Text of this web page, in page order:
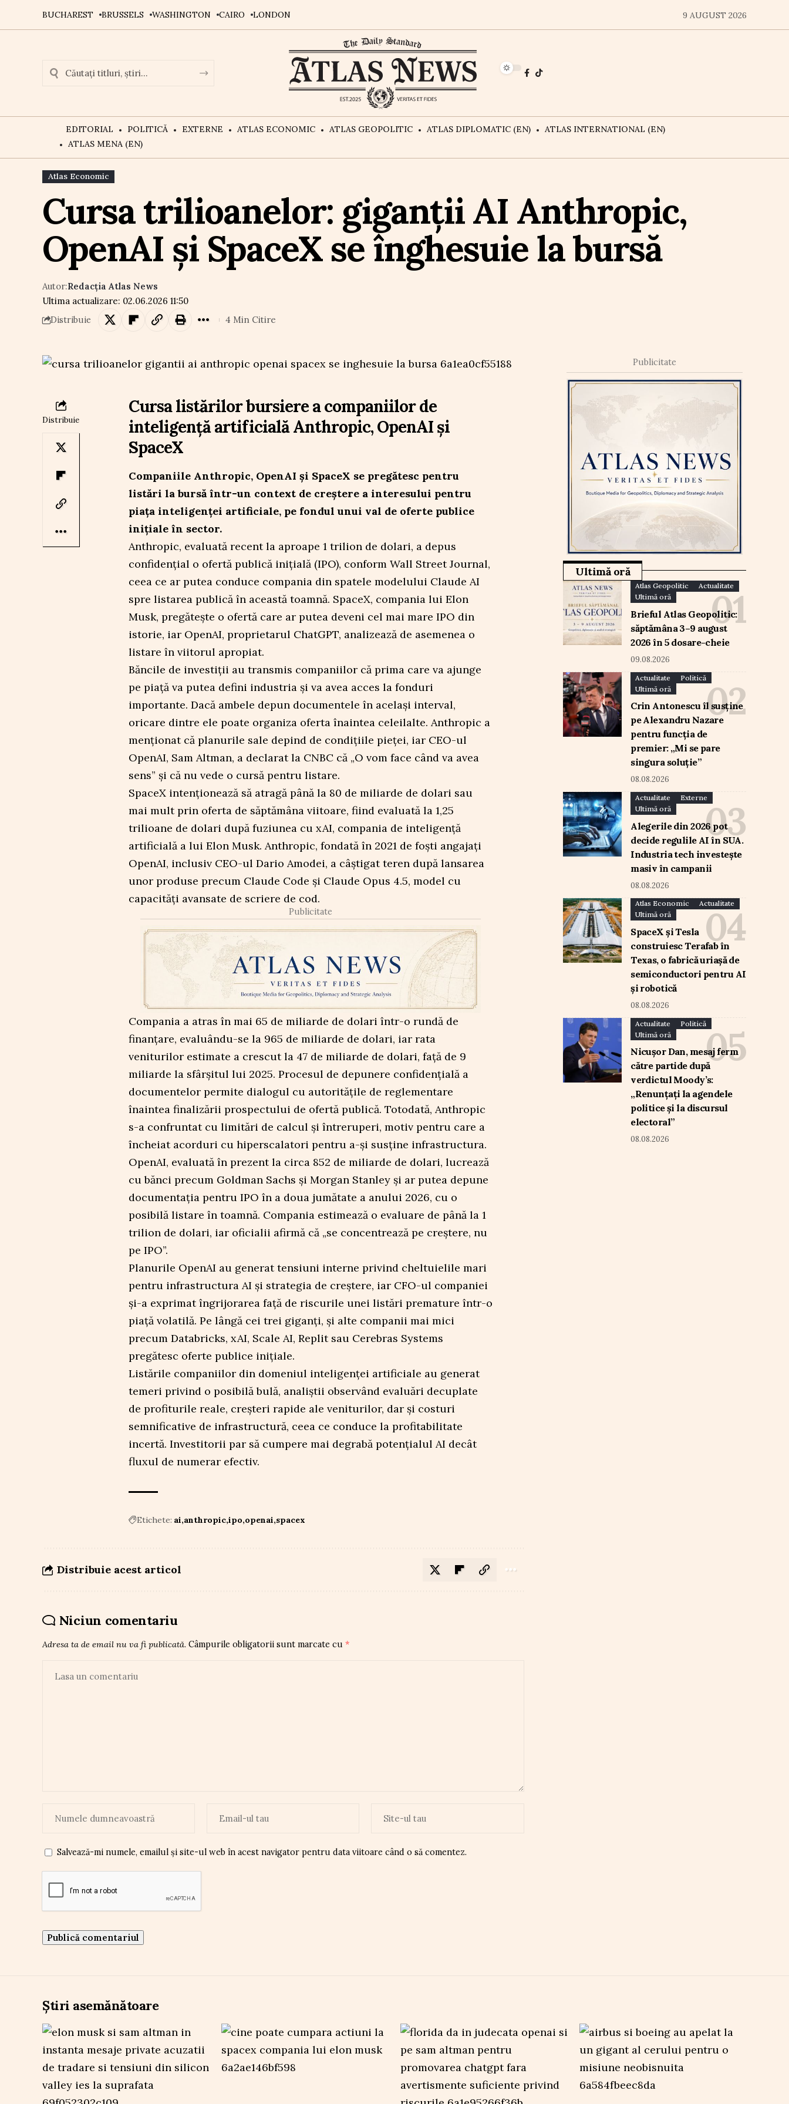
BUCHAREST BRUSSELS WASHINGTON CAIRO LONDON 9 AUGUST 2026
EDITORIAL POLITICĂ EXTERNE ATLAS ECONOMIC ATLAS GEOPOLITIC ATLAS DIPLOMATIC (EN)
ATLAS INTERNATIONAL (EN)
ATLAS MENA (EN)
Atlas Economic
Cursa trilioanelor: giganții AI Anthropic,
OpenAI și SpaceX se înghesuie la bursă
Ultima actualizare: 02.06.2026 11:50
Autor:Redacția Atlas News
Distribuie 4 Min Citire
Distribuie
Cursa listărilor bursiere a companiilor de
inteligență artificială Anthropic, OpenAI și
SpaceX
Companiile Anthropic, OpenAI și SpaceX se pregătesc pentru
listări la bursă într-un context de creștere a interesului pentru
piața inteligenței artificiale, pe fondul unui val de oferte publice
inițiale în sector.
Anthropic, evaluată recent la aproape 1 trilion de dolari, a depus
confidențial o ofertă publică inițială (IPO), conform Wall Street Journal,
ceea ce ar putea conduce compania din spatele modelului Claude AI
spre listarea publică în această toamnă. SpaceX, compania lui Elon
Musk, pregătește o ofertă care ar putea deveni cel mai mare IPO din
istorie, iar OpenAI, proprietarul ChatGPT, analizează de asemenea o
listare în viitorul apropiat.
Băncile de investiții au transmis companiilor că prima care va ajunge
pe piață va putea defini industria și va avea acces la fonduri
importante. Dacă ambele depun documentele în același interval,
oricare dintre ele poate organiza oferta înaintea celeilalte. Anthropic a
menționat că planurile sale depind de condițiile pieței, iar CEO-ul
OpenAI, Sam Altman, a declarat la CNBC că „O vom face când va avea
sens” și că nu vede o cursă pentru listare.
SpaceX intenționează să atragă până la 80 de miliarde de dolari sau
mai mult prin oferta de săptămâna viitoare, fiind evaluată la 1,25
trilioane de dolari după fuziunea cu xAI, compania de inteligență
artificială a lui Elon Musk. Anthropic, fondată în 2021 de foști angajați
OpenAI, inclusiv CEO-ul Dario Amodei, a câștigat teren după lansarea
unor produse precum Claude Code și Claude Opus 4.5, model cu
capacități avansate de scriere de cod.
Publicitate
Compania a atras în mai 65 de miliarde de dolari într-o rundă de
finanțare, evaluându-se la 965 de miliarde de dolari, iar rata
veniturilor estimate a crescut la 47 de miliarde de dolari, față de 9
miliarde la sfârșitul lui 2025. Procesul de depunere confidențială a
documentelor permite dialogul cu autoritățile de reglementare
înaintea finalizării prospectului de ofertă publică. Totodată, Anthropic
s-a confruntat cu limitări de calcul și întreruperi, motiv pentru care a
încheiat acorduri cu hiperscalatori pentru a-și susține infrastructura.
OpenAI, evaluată în prezent la circa 852 de miliarde de dolari, lucrează
cu bănci precum Goldman Sachs și Morgan Stanley și ar putea depune
documentația pentru IPO în a doua jumătate a anului 2026, cu o
posibilă listare în toamnă. Compania estimează o evaluare de până la 1
trilion de dolari, iar oficialii afirmă că „se concentrează pe creștere, nu
pe IPO”.
Planurile OpenAI au generat tensiuni interne privind cheltuielile mari
pentru infrastructura AI și strategia de creștere, iar CFO-ul companiei
și-a exprimat îngrijorarea față de riscurile unei listări premature într-o
piață volatilă. Pe lângă cei trei giganți, și alte companii mai mici
precum Databricks, xAI, Scale AI, Replit sau Cerebras Systems
pregătesc oferte publice inițiale.
Listările companiilor din domeniul inteligenței artificiale au generat
temeri privind o posibilă bulă, analiștii observând evaluări decuplate
de profiturile reale, creșteri rapide ale veniturilor, dar și costuri
semnificative de infrastructură, ceea ce conduce la profitabilitate
incertă. Investitorii par să cumpere mai degrabă potențialul AI decât
fluxul de numerar efectiv.
Etichete: ai anthropic ipo openai spacex
Distribuie acest articol
Niciun comentariu
Adresa ta de email nu va fi publicată. Câmpurile obligatorii sunt marcate cu *
Salvează-mi numele, emailul și site-ul web în acest navigator pentru data viitoare când o să comentez.
Publicitate
Ultimă oră
Atlas Geopolitic
Actualitate
Ultimă oră
Brieful Atlas Geopolitic:
săptămâna 3–9 august
2026 în 5 dosare-cheie
09.08.2026
Actualitate
Politică
Ultimă oră
Crin Antonescu îl susține
pe Alexandru Nazare
pentru funcția de
premier: „Mi se pare
singura soluție”
08.08.2026
Actualitate
Externe
Ultimă oră
Alegerile din 2026 pot
decide regulile AI în SUA.
Industria tech investește
masiv în campanii
08.08.2026
Atlas Economic
Actualitate
Ultimă oră
SpaceX și Tesla
construiesc Terafab în
Texas, o fabrică uriașă de
semiconductori pentru AI
și robotică
08.08.2026
Actualitate
Politică
Ultimă oră
Nicușor Dan, mesaj ferm
către partide după
verdictul Moody’s:
„Renunțați la agendele
politice și la discursul
electoral”
08.08.2026
Știri asemănătoare